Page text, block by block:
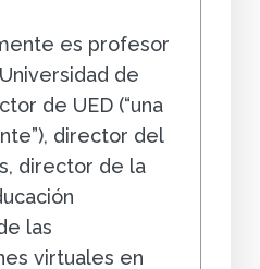
es profesor
de
de UED (“una
director del
director de la
las
virtuales en